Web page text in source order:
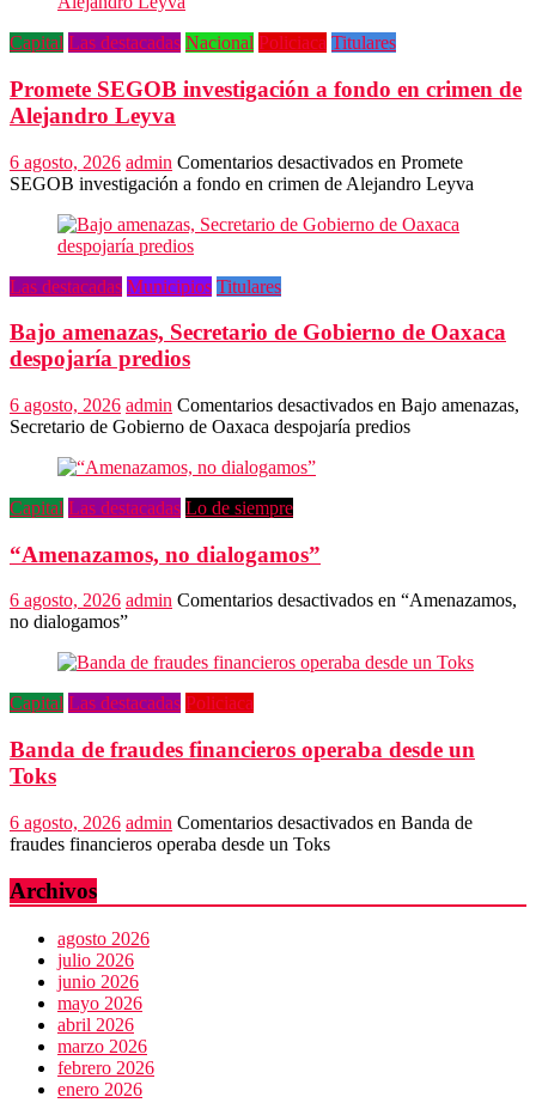
Capital Las destacadas Nacional Policiaca Titulares
Promete SEGOB investigación a fondo en crimen de
Alejandro Leyva
6 agosto, 2026 admin Comentarios desactivados en Promete
SEGOB investigación a fondo en crimen de Alejandro Leyva
Las destacadas Municipios Titulares
Bajo amenazas, Secretario de Gobierno de Oaxaca
despojaría predios
6 agosto, 2026 admin Comentarios desactivados en Bajo amenazas,
Secretario de Gobierno de Oaxaca despojaría predios
Capital Las destacadas Lo de siempre
“Amenazamos, no dialogamos”
6 agosto, 2026 admin Comentarios desactivados en “Amenazamos,
no dialogamos”
Capital Las destacadas Policiaca
Banda de fraudes financieros operaba desde un
Toks
6 agosto, 2026 admin Comentarios desactivados en Banda de
fraudes financieros operaba desde un Toks
Archivos
agosto 2026
julio 2026
junio 2026
mayo 2026
abril 2026
marzo 2026
febrero 2026
enero 2026